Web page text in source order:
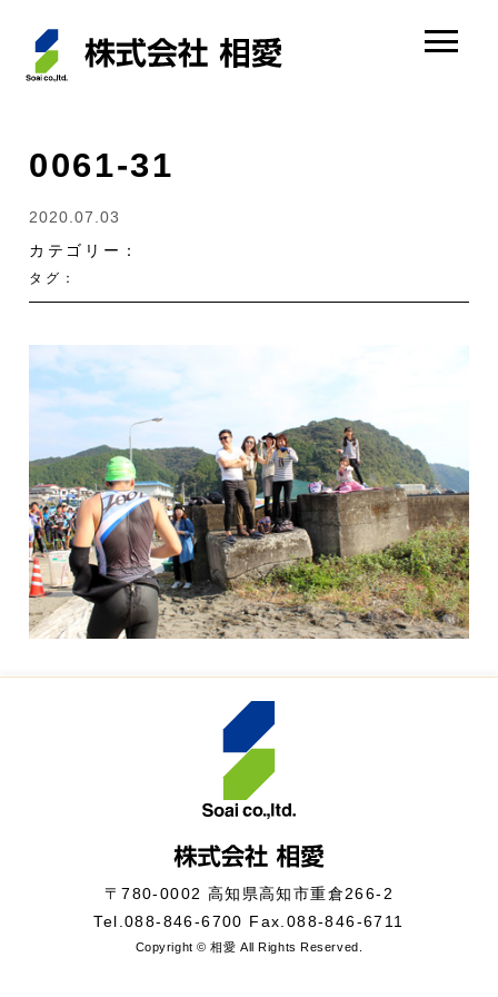
0061-31
2020.07.03
カテゴリー：
タグ：
〒780-0002 高知県高知市重倉266-2
Tel.088-846-6700 Fax.088-846-6711
Copyright © 相愛 All Rights Reserved.